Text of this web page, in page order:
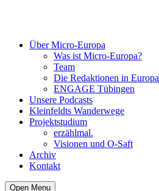
Über Micro-Europa
Was ist Micro-Europa?
Team
Die Redaktionen in Europa
ENGAGE Tübingen
Unsere Podcasts
Kleinfeldts Wanderwege
Projektstudium
erzählmal.
Visionen und O-Saft
Archiv
Kontakt
Open Menu